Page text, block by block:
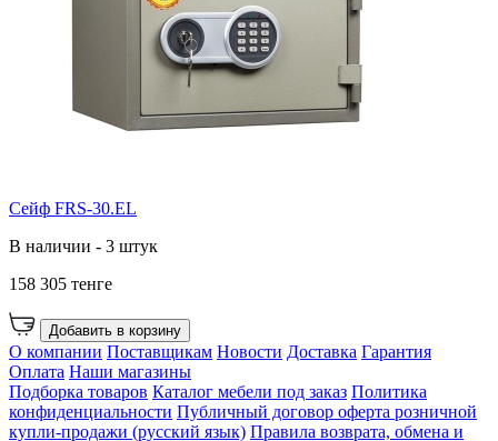
Сейф FRS-30.EL
В наличии - 3 штук
158 305 тенге
Добавить в корзину
О компании Поставщикам Новости Доставка Гарантия
Оплата Наши магазины
Подборка товаров Каталог мебели под заказ Политика
конфиденциальности Публичный договор оферта розничной
купли-продажи (русский язык) Правила возврата, обмена и